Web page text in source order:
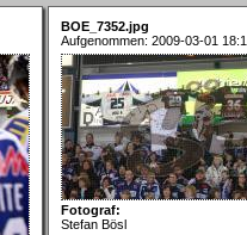
BOE_7352.jpg
Aufgenommen: 2009-03-01
Fotograf:
Stefan Bösl